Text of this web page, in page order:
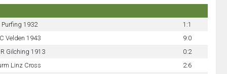
Purfing 1932
1:1
Velden 1943
9:0
Gilching 1913
0:2
Linz Cross
2:6